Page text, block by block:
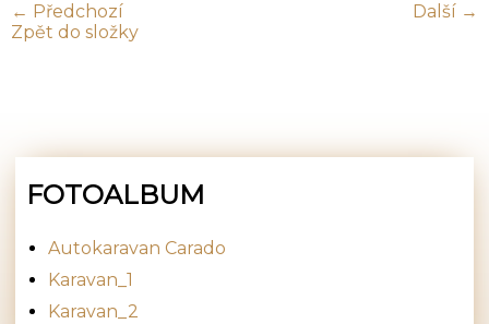
← Předchozí
Další →
Zpět do složky
FOTOALBUM
Autokaravan Carado
Karavan_1
Karavan_2